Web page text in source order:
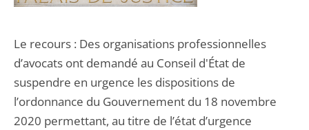
Le recours : Des organisations professionnelles
d’avocats ont demandé au Conseil d'État de
suspendre en urgence les dispositions de
l’ordonnance du Gouvernement du 18 novembre
2020 permettant, au titre de l’état d’urgence